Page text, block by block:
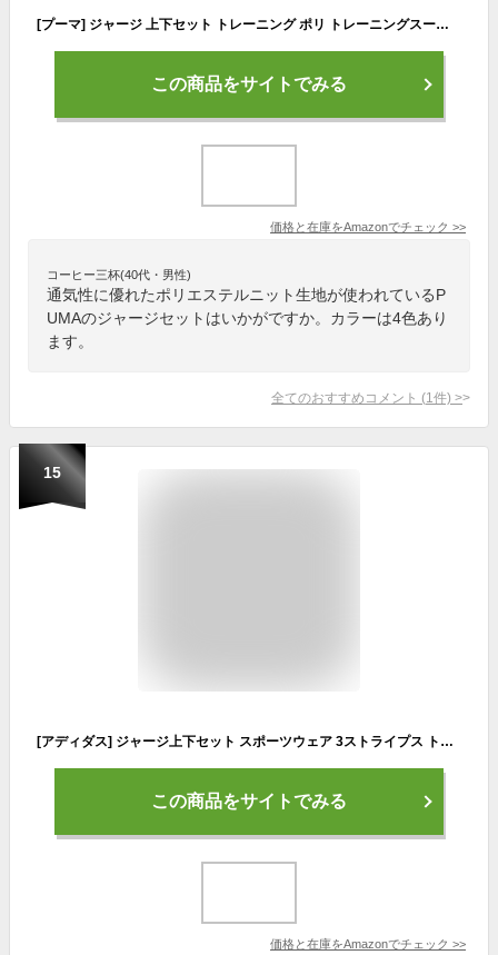
[プーマ] ジャージ 上下セット トレーニング ポリ トレーニングスーツ 678477 メンズ 24年秋冬カラー ネイビー(06) 2XL
この商品をサイトでみる
価格と在庫をAmazonでチェック >>
コーヒー三杯(40代・男性)
通気性に優れたポリエステルニット生地が使われているP
UMAのジャージセットはいかがですか。カラーは4色あり
ます。
全てのおすすめコメント (1 件) >
15
[アディダス] ジャージ上下セット スポーツウェア 3ストライプス トラックスーツ ECT05 メンズ レジェンドインク (IC6769) M
この商品をサイトでみる
価格と在庫をAmazonでチェック >>